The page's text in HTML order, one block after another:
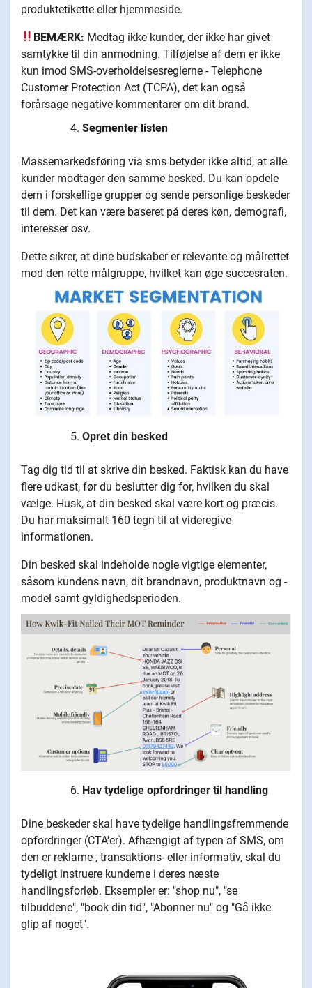
produktetikette eller hjemmeside.
BEMÆRK: Medtag ikke kunder, der ikke har givet
samtykke til din anmodning. Tilføjelse af dem er ikke
kun imod SMS-overholdelsesreglerne - Telephone
Customer Protection Act (TCPA), det kan også
forårsage negative kommentarer om dit brand.
Segmenter listen
Massemarkedsføring via sms betyder ikke altid, at alle
kunder modtager den samme besked. Du kan opdele
dem i forskellige grupper og sende personlige beskeder
til dem. Det kan være baseret på deres køn, demografi,
interesser osv.
Dette sikrer, at dine budskaber er relevante og målrettet
mod den rette målgruppe, hvilket kan øge succesraten.
Opret din besked
Tag dig tid til at skrive din besked. Faktisk kan du have
flere udkast, før du beslutter dig for, hvilken du skal
vælge. Husk, at din besked skal være kort og præcis.
Du har maksimalt 160 tegn til at videregive
informationen.
Din besked skal indeholde nogle vigtige elementer,
såsom kundens navn, dit brandnavn, produktnavn og -
model samt gyldighedsperioden.
Hav tydelige opfordringer til handling
Dine beskeder skal have tydelige handlingsfremmende
opfordringer (CTA'er). Afhængigt af typen af SMS, om
den er reklame-, transaktions- eller informativ, skal du
tydeligt instruere kunderne i deres næste
handlingsforløb. Eksempler er: "shop nu", "se
tilbuddene", "book din tid", "Abonner nu" og "Gå ikke
glip af noget".